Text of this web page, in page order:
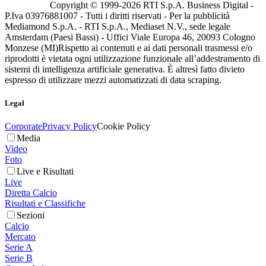
Copyright © 1999-2026 RTI S.p.A. Business Digital -
P.Iva 03976881007 - Tutti i diritti riservati - Per la pubblicità
Mediamond S.p.A. - RTI S.p.A., Mediaset N.V., sede legale
Amsterdam (Paesi Bassi) - Uffici Viale Europa 46, 20093 Cologno
Monzese (MI)Rispetto ai contenuti e ai dati personali trasmessi e/o
riprodotti è vietata ogni utilizzazione funzionale all’addestramento di
sistemi di intelligenza artificiale generativa. È altresì fatto divieto
espresso di utilizzare mezzi automatizzati di data scraping.
Legal
CorporatePrivacy PolicyCookie Policy
Media
Video
Foto
Live e Risultati
Live
Diretta Calcio
Risultati e Classifiche
Sezioni
Calcio
Mercato
Serie A
Serie B